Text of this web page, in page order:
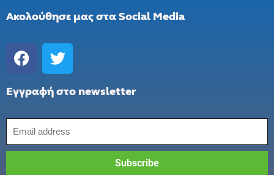
Ακολούθησε μας στα Social Media
Εγγραφή στο newsletter